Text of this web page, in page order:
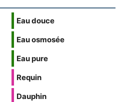
Eau douce
Eau osmosée
Eau pure
Requin
Dauphin